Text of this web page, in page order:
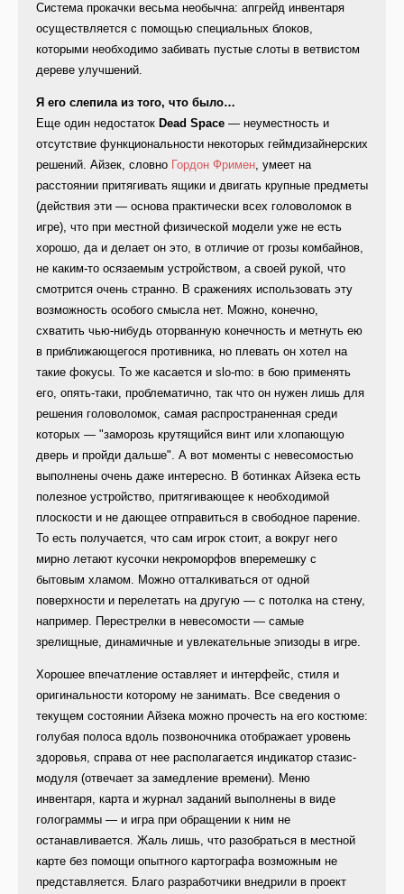
Система прокачки весьма необычна: апгрейд инвентаря
осуществляется с помощью специальных блоков,
которыми необходимо забивать пустые слоты в ветвистом
дереве улучшений.
Я его слепила из того, что было…
Еще один недостаток Dead Space — неуместность и
отсутствие функциональности некоторых геймдизайнерских
решений. Айзек, словно Гордон Фримен, умеет на
расстоянии притягивать ящики и двигать крупные предметы
(действия эти — основа практически всех головоломок в
игре), что при местной физической модели уже не есть
хорошо, да и делает он это, в отличие от грозы комбайнов,
не каким-то осязаемым устройством, а своей рукой, что
смотрится очень странно. В сражениях использовать эту
возможность особого смысла нет. Можно, конечно,
схватить чью-нибудь оторванную конечность и метнуть ею
в приближающегося противника, но плевать он хотел на
такие фокусы. То же касается и slo-mo: в бою применять
его, опять-таки, проблематично, так что он нужен лишь для
решения головоломок, самая распространенная среди
которых — "заморозь крутящийся винт или хлопающую
дверь и пройди дальше". А вот моменты с невесомостью
выполнены очень даже интересно. В ботинках Айзека есть
полезное устройство, притягивающее к необходимой
плоскости и не дающее отправиться в свободное парение.
То есть получается, что сам игрок стоит, а вокруг него
мирно летают кусочки некроморфов вперемешку с
бытовым хламом. Можно отталкиваться от одной
поверхности и перелетать на другую — с потолка на стену,
например. Перестрелки в невесомости — самые
зрелищные, динамичные и увлекательные эпизоды в игре.
Хорошее впечатление оставляет и интерфейс, стиля и
оригинальности которому не занимать. Все сведения о
текущем состоянии Айзека можно прочесть на его костюме:
голубая полоса вдоль позвоночника отображает уровень
здоровья, справа от нее располагается индикатор стазис-
модуля (отвечает за замедление времени). Меню
инвентаря, карта и журнал заданий выполнены в виде
голограммы — и игра при обращении к ним не
останавливается. Жаль лишь, что разобраться в местной
карте без помощи опытного картографа возможным не
представляется. Благо разработчики внедрили в проект